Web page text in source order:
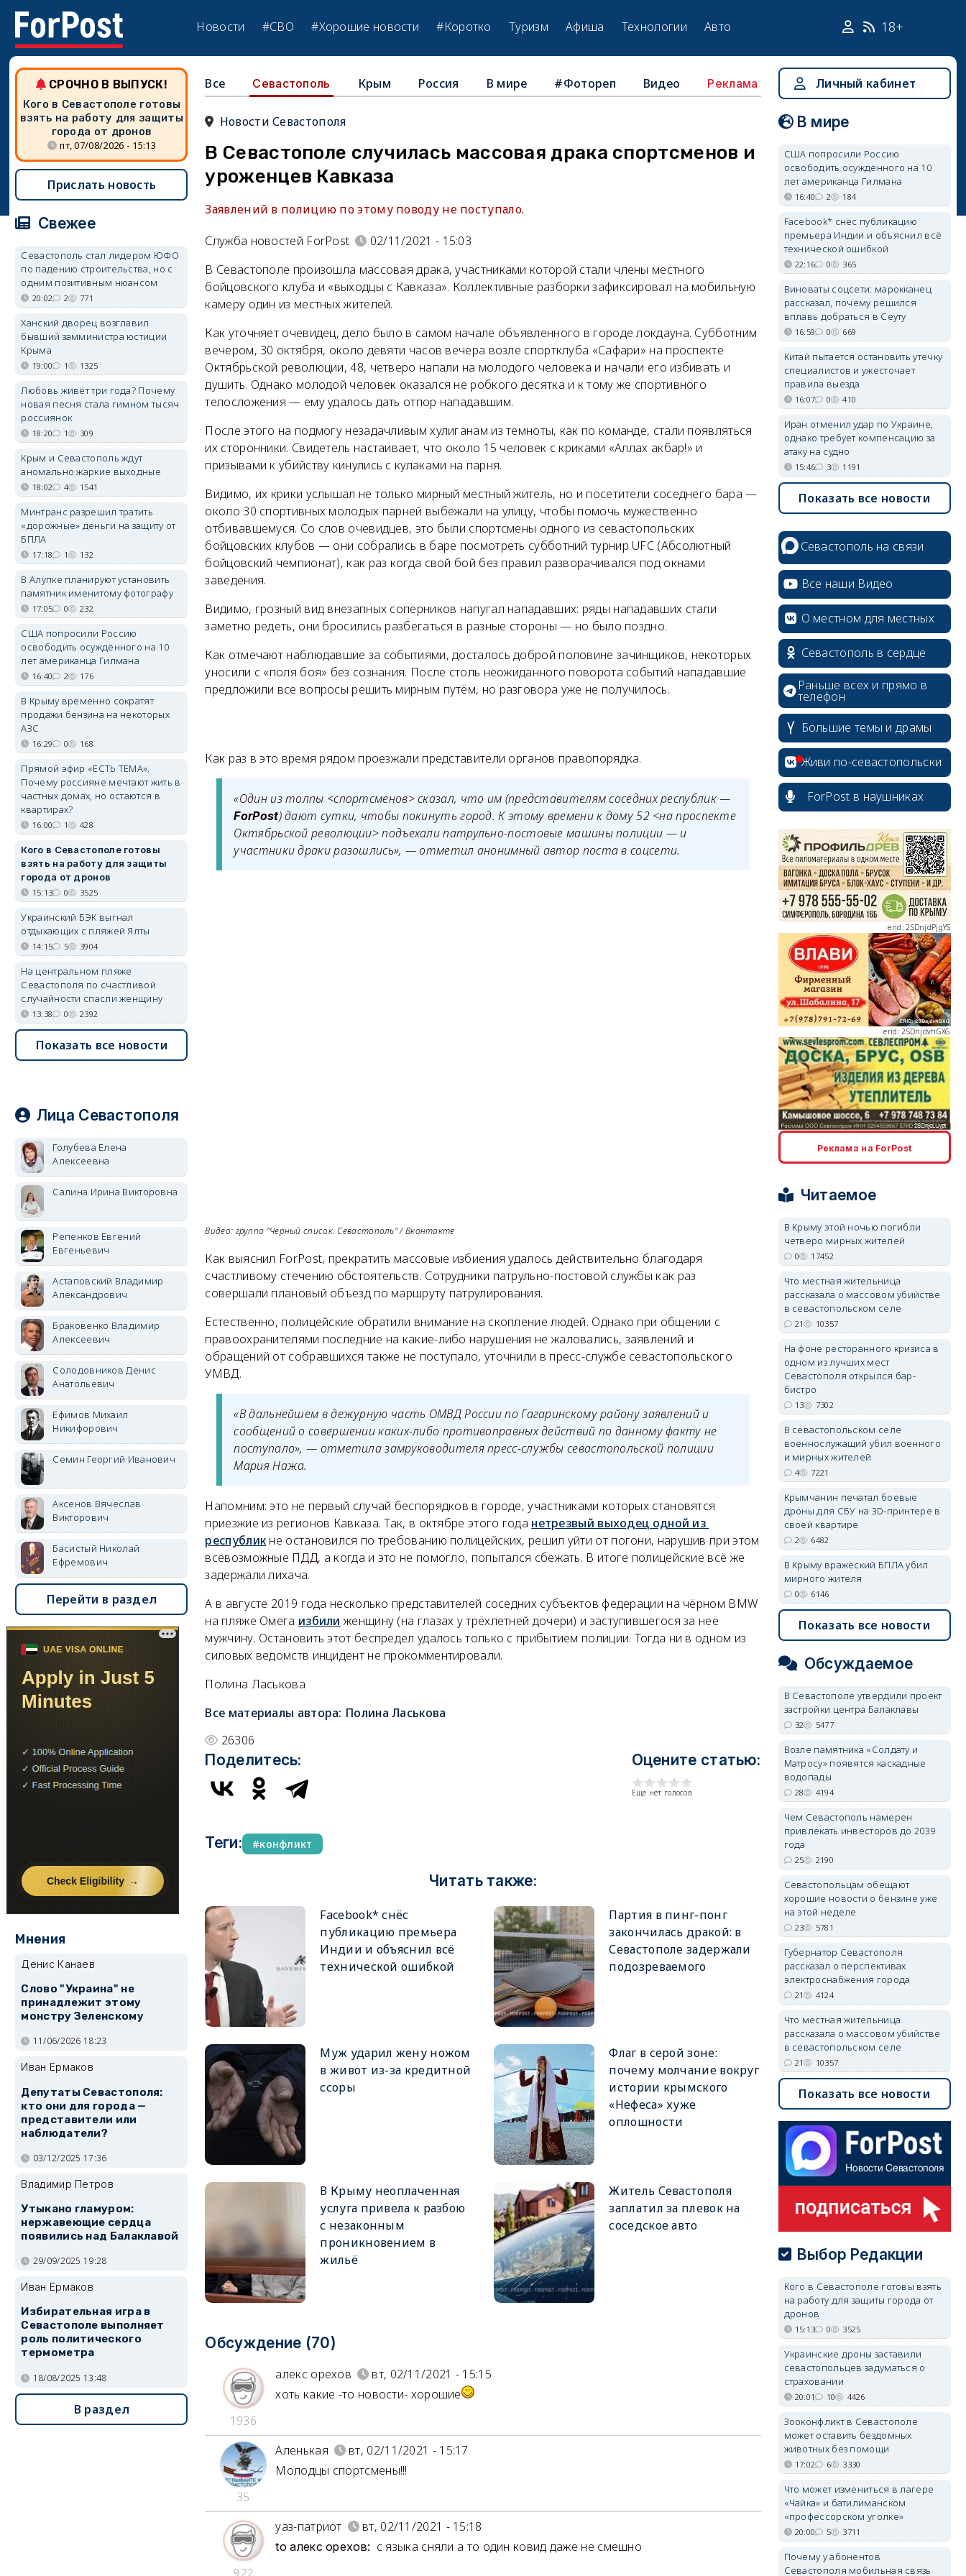
Новости #СВО #Хорошие новости #Коротко Туризм Афиша Технологии Авто 18+
Все Севастополь Крым Россия В мире #Фотореп Видео Реклама
Новости Севастополя
В Севастополе случилась массовая драка спортсменов и
уроженцев Кавказа
Заявлений в полицию по этому поводу не поступало.
Служба новостей ForPost
02/11/2021 - 15:03
В Севастополе произошла массовая драка, участниками которой стали члены местного
бойцовского клуба и «выходцы с Кавказа». Коллективные разборки зафиксировал на мобильную
камеру один из местных жителей.
Как уточняет очевидец, дело было в самом начале объявленного в городе локдауна. Субботним
вечером, 30 октября, около девяти часов вечера возле спортклуба «Сафари» на проспекте
Октябрьской революции, 48, четверо напали на молодого человека и начали его избивать и
душить. Однако молодой человек оказался не робкого десятка и к тому же спортивного
телосложения — ему удалось дать отпор нападавшим.
После этого на подмогу незадачливым хулиганам из темноты, как по команде, стали появляться
их сторонники. Свидетель настаивает, что около 15 человек с криками «Аллах акбар!» и
призывами к убийству кинулись с кулаками на парня.
Видимо, их крики услышал не только мирный местный житель, но и посетители соседнего бара —
около 30 спортивных молодых парней выбежали на улицу, чтобы помочь мужественно
отбивавшемуся. Со слов очевидцев, это были спортсмены одного из севастопольских
бойцовских клубов — они собрались в баре посмотреть субботний турнир UFC (Абсолютный
бойцовский чемпионат), как раз когда свой бой без правил разворачивался под окнами
заведения.
Видимо, грозный вид внезапных соперников напугал нападавших: ряды нападавших стали
заметно редеть, они бросились разбегаться в разные стороны — но было поздно.
Как отмечают наблюдавшие за событиями, досталось доброй половине зачинщиков, некоторых
уносили с «поля боя» без сознания. После столь неожиданного поворота событий нападавшие
предложили все вопросы решить мирным путём, но разговора уже не получилось.
Как раз в это время рядом проезжали представители органов правопорядка.
«Один из толпы <спортсменов> сказал, что им (представителям соседних республик —
ForPost) дают сутки, чтобы покинуть город. К этому времени к дому 52 <на проспекте
Октябрьской революции> подъехали патрульно-постовые машины полиции — и
участники драки разошлись», — отметил анонимный автор поста в соцсети.
Видео: группа "Чёрный список. Севастополь" / Вконтакте
Как выяснил ForPost, прекратить массовые избиения удалось действительно благодаря
счастливому стечению обстоятельств. Сотрудники патрульно-постовой службы как раз
совершали плановый объезд по маршруту патрулирования.
Естественно, полицейские обратили внимание на скопление людей. Однако при общении с
правоохранителями последние на какие-либо нарушения не жаловались, заявлений и
обращений от собравшихся также не поступало, уточнили в пресс-службе севастопольского
УМВД.
«В дальнейшем в дежурную часть ОМВД России по Гагаринскому району заявлений и
сообщений о совершении каких-либо противоправных действий по данному факту не
поступало», — отметила замруководителя пресс-службы севастопольской полиции
Мария Нажа.
Напомним: это не первый случай беспорядков в городе, участниками которых становятся
приезжие из регионов Кавказа. Так, в октябре этого года нетрезвый выходец одной из
республик не остановился по требованию полицейских, решил уйти от погони, нарушив при этом
всевозможные ПДД, а когда и это не помогло, попытался сбежать. В итоге полицейские всё же
задержали лихача.
А в августе 2019 года несколько представителей соседних субъектов федерации на чёрном BMW
на пляже Омега избили женщину (на глазах у трёхлетней дочери) и заступившегося за неё
мужчину. Остановить этот беспредел удалось только с прибытием полиции. Тогда ни в одном из
силовых ведомств инцидент не прокомментировали.
Полина Ласькова
Все материалы автора: Полина Ласькова
26306
Поделитесь: Оцените статью:
Еще нет голосов
Теги: конфликт
Читать также:
Facebook* снёс
публикацию премьера
Индии и объяснил всё
технической ошибкой
Партия в пинг-понг
закончилась дракой: в
Севастополе задержали
подозреваемого
Муж ударил жену ножом
в живот из-за кредитной
ссоры
Флаг в серой зоне:
почему молчание вокруг
истории крымского
«Нефеса» хуже
оплошности
В Крыму неоплаченная
услуга привела к разбою
с незаконным
проникновением в
жильё
Житель Севастополя
заплатил за плевок на
соседское авто
Обсуждение (70)
1936
алекс орехов
вт, 02/11/2021 - 15:15
хоть какие -то новости- хорошие
35
Аленькая
вт, 02/11/2021 - 15:17
Молодцы спортсмены!!!
уаз-патриот вт, 02/11/2021 - 15:18
to алекс орехов: с языка сняли а то один ковид даже не смешно
СРОЧНО В ВЫПУСК!
Кого в Севастополе готовы
взять на работу для защиты
города от дронов
пт, 07/08/2026 - 15:13
Прислать новость
Свежее
Севастополь стал лидером ЮФО
по падению строительства, но с
одним позитивным нюансом
20:02 2 771
Ханский дворец возглавил
бывший замминистра юстиции
Крыма
19:00 1 1325
Любовь живёт три года? Почему
новая песня стала гимном тысяч
россиянок
18:20 1 309
Крым и Севастополь ждут
аномально жаркие выходные
18:02 4 1541
Минтранс разрешил тратить
«дорожные» деньги на защиту от
БПЛА
17:18 1 132
В Алупке планируют установить
памятник именитому фотографу
17:05 0 232
США попросили Россию
освободить осуждённого на 10
лет американца Гилмана
16:40 2 176
В Крыму временно сократят
продажи бензина на некоторых
АЗС
16:29 0 168
Прямой эфир «ЕСТЬ ТЕМА».
Почему россияне мечтают жить в
частных домах, но остаются в
квартирах?
16:00 1 428
Кого в Севастополе готовы
взять на работу для защиты
города от дронов
15:13 0 3525
Украинский БЭК выгнал
отдыхающих с пляжей Ялты
14:15 5 3904
На центральном пляже
Севастополя по счастливой
случайности спасли женщину
13:38 0 2392
Показать все новости
Лица Севастополя
Голубева Елена
Алексеевна
Салина Ирина Викторовна
Репенков Евгений
Евгеньевич
Астаповский Владимир
Александрович
Браковенко Владимир
Алексеевич
Солодовников Денис
Анатольевич
Ефимов Михаил
Никифорович
Семин Георгий Иванович
Аксенов Вячеслав
Викторович
Басистый Николай
Ефремович
Перейти в раздел
Мнения
Денис Канаев
Слово "Украина" не
принадлежит этому
монстру Зеленскому
11/06/2026 18:23
Иван Ермаков
Депутаты Севастополя:
кто они для города —
представители или
наблюдатели?
03/12/2025 17:36
Владимир Петров
Утыкано гламуром:
нержавеющие сердца
появились над Балаклавой
29/09/2025 19:28
Иван Ермаков
Избирательная игра в
Севастополе выполняет
роль политического
термометра
18/08/2025 13:48
В раздел
Личный кабинет
В мире
США попросили Россию
освободить осуждённого на 10
лет американца Гилмана
16:40 2 184
Facebook* снёс публикацию
премьера Индии и объяснил всё
технической ошибкой
22:16 0 365
Виноваты соцсети: марокканец
рассказал, почему решился
вплавь добраться в Сеуту
16:59 0 669
Китай пытается остановить утечку
специалистов и ужесточает
правила выезда
16:07 0 410
Иран отменил удар по Украине,
однако требует компенсацию за
атаку на судно
15:46 3 1191
Показать все новости
Севастополь на связи
Все наши Видео
О местном для местных
Севастополь в сердце
Раньше всех и прямо в
телефон
Большие темы и драмы
Живи по-севастопольски
ForPost в наушниках
erid: 2SDnjdPjgYS
erid: 2SDnjdvhGXG
erid: 2SDnjcLUypt
erid: 2SDnjcrDNw6
erid: 2SDnjdvhGXG
Реклама на ForPost
Читаемое
В Крыму этой ночью погибли
четверо мирных жителей
0 17452
Что местная жительница
рассказала о массовом убийстве
в севастопольском селе
21 10357
На фоне ресторанного кризиса в
одном из лучших мест
Севастополя открылся бар-
бистро
13 7302
В севастопольском селе
военнослужащий убил военного
и мирных жителей
4 7221
Крымчанин печатал боевые
дроны для СБУ на 3D-принтере в
своей квартире
2 6482
В Крыму вражеский БПЛА убил
мирного жителя
0 6146
Показать все новости
Обсуждаемое
В Севастополе утвердили проект
застройки центра Балаклавы
32 5477
Возле памятника «Солдату и
Матросу» появятся каскадные
водопады
28 4194
Чем Севастополь намерен
привлекать инвесторов до 2039
года
25 2190
Севастопольцам обещают
хорошие новости о бензине уже
на этой неделе
23 5781
Губернатор Севастополя
рассказал о перспективах
электроснабжения города
21 4124
Что местная жительница
рассказала о массовом убийстве
в севастопольском селе
21 10357
Показать все новости
Выбор Редакции
Кого в Севастополе готовы взять
на работу для защиты города от
дронов
15:13 0 3525
Украинские дроны заставили
севастопольцев задуматься о
страховании
20:01 10 4426
Зооконфликт в Севастополе
может оставить бездомных
животных без помощи
17:02 6 3330
Что может измениться в лагере
«Чайка» и батилиманском
«профессорском уголке»
20:00 5 3711
Почему у абонентов
Севастополя мобильная связь